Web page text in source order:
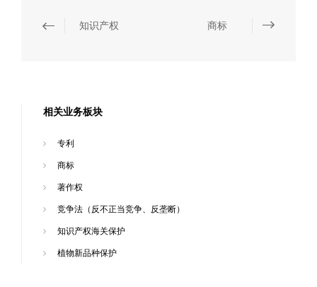
知识产权 商标
相关业务板块
专利
商标
著作权
竞争法（反不正当竞争、反垄断）
知识产权海关保护
植物新品种保护